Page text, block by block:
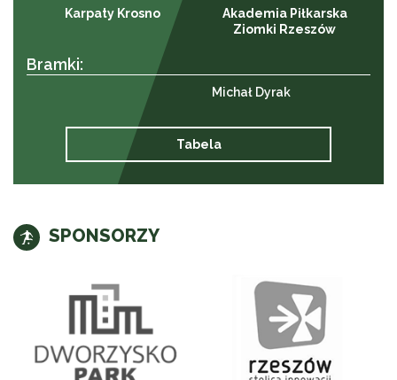
Karpaty Krosno
Akademia Piłkarska
Ziomki Rzeszów
Bramki:
Michał Dyrak
Tabela
SPONSORZY